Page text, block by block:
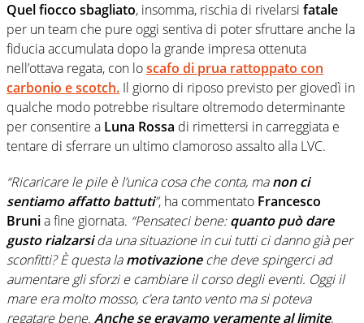
Quel fiocco sbagliato, insomma, rischia di rivelarsi fatale
per un team che pure oggi sentiva di poter sfruttare anche la
fiducia accumulata dopo la grande impresa ottenuta
nell’ottava regata, con loscafo di prua rattoppato con
carbonio e scotch. Il giorno di riposo previsto per giovedì in
qualche modo potrebbe risultare oltremodo determinante
per consentire a Luna Rossa di rimettersi in carreggiata e
tentare di sferrare un ultimo clamoroso assalto alla LVC.
“Ricaricare le pile è l’unica cosa che conta, manon ci
sentiamo affatto battuti”, ha commentato Francesco
Brunia fine giornata. “Pensateci bene:quanto può dare
gusto rialzarsida una situazione in cui tutti ci danno già per
sconfitti? È questa lamotivazioneche deve spingerci ad
aumentare gli sforzi e cambiare il corso degli eventi. Oggi il
mare era molto mosso, c’era tanto vento ma si poteva
regatare bene. Anche se eravamo veramente al limite,